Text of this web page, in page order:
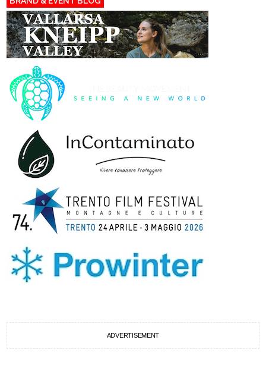
ADVERTISEMENT